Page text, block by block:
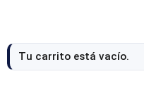
Tu carrito está vacío.